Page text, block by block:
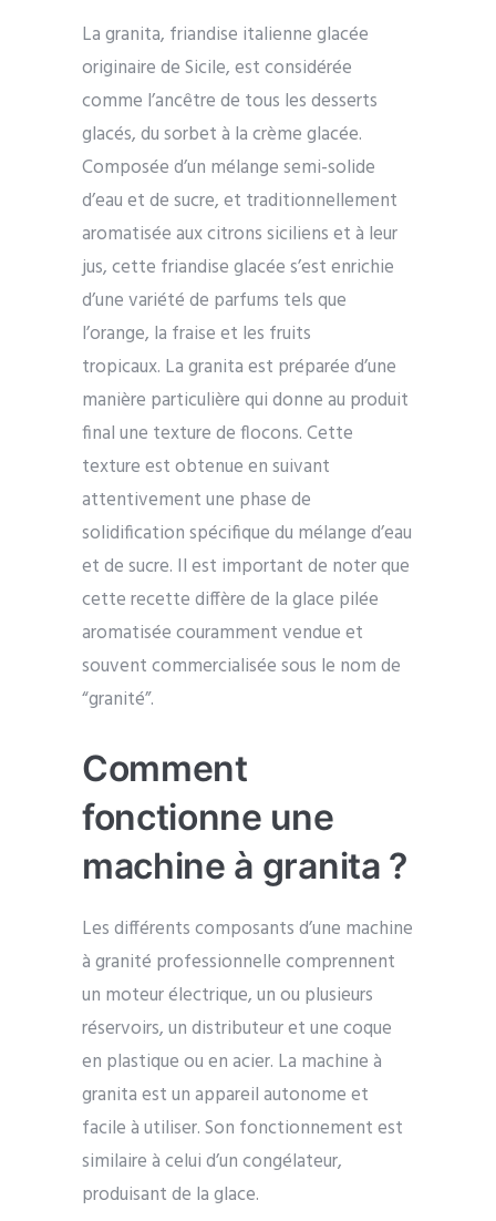
La granita, friandise italienne glacée
originaire de Sicile, est considérée
comme l’ancêtre de tous les desserts
glacés, du sorbet à la crème glacée.
Composée d’un mélange semi-solide
d’eau et de sucre, et traditionnellement
aromatisée aux citrons siciliens et à leur
jus, cette friandise glacée s’est enrichie
d’une variété de parfums tels que
l’orange, la fraise et les fruits
tropicaux. La granita est préparée d’une
manière particulière qui donne au produit
final une texture de flocons. Cette
texture est obtenue en suivant
attentivement une phase de
solidification spécifique du mélange d’eau
et de sucre. Il est important de noter que
cette recette diffère de la glace pilée
aromatisée couramment vendue et
souvent commercialisée sous le nom de
“granité”.
Comment
fonctionne une
machine à granita ?
Les différents composants d’une machine
à granité professionnelle comprennent
un moteur électrique, un ou plusieurs
réservoirs, un distributeur et une coque
en plastique ou en acier. La machine à
granita est un appareil autonome et
facile à utiliser. Son fonctionnement est
similaire à celui d’un congélateur,
produisant de la glace.